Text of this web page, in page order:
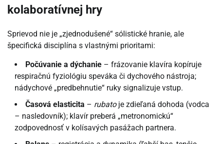
kolaboratívnej hry
Sprievod nie je „zjednodušené“ sólistické hranie, ale
špecifická disciplína s vlastnými prioritami:
Počúvanie a dýchanie – frázovanie klavíra kopíruje
respiračnú fyziológiu speváka či dychového nástroja;
nádychové „predbehnutie“ ruky signalizuje vstup.
Časová elasticita – rubatoje zdieľaná dohoda (vodca
– nasledovník); klavír preberá „metronomickú“
zodpovednosť v kolísavých pasážach partnera.